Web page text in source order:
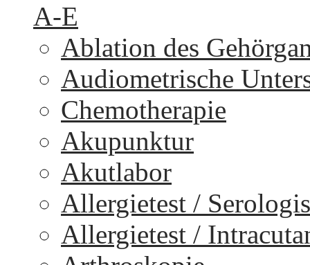
A-E
Ablation des
Audiometrische
Chemotherapie
Akupunktur
Akutlabor
Allergietest /
Allergietest /